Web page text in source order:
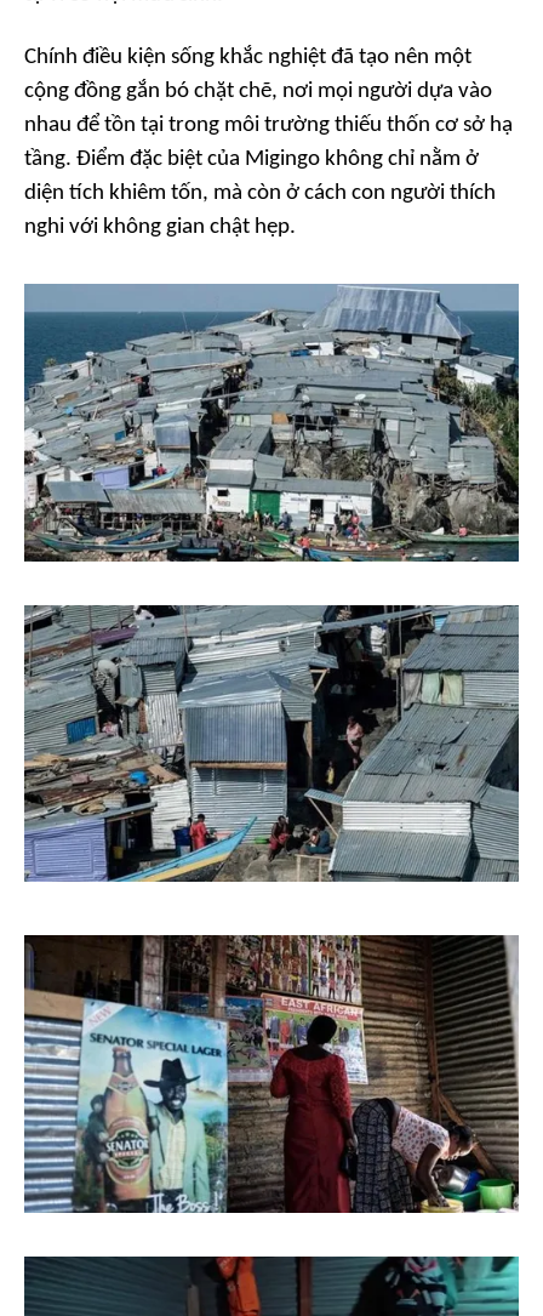
Chính điều kiện sống khắc nghiệt đã tạo nên một
cộng đồng gắn bó chặt chẽ, nơi mọi người dựa vào
nhau để tồn tại trong môi trường thiếu thốn cơ sở hạ
tầng. Điểm đặc biệt của Migingo không chỉ nằm ở
diện tích khiêm tốn, mà còn ở cách con người thích
nghi với không gian chật hẹp.